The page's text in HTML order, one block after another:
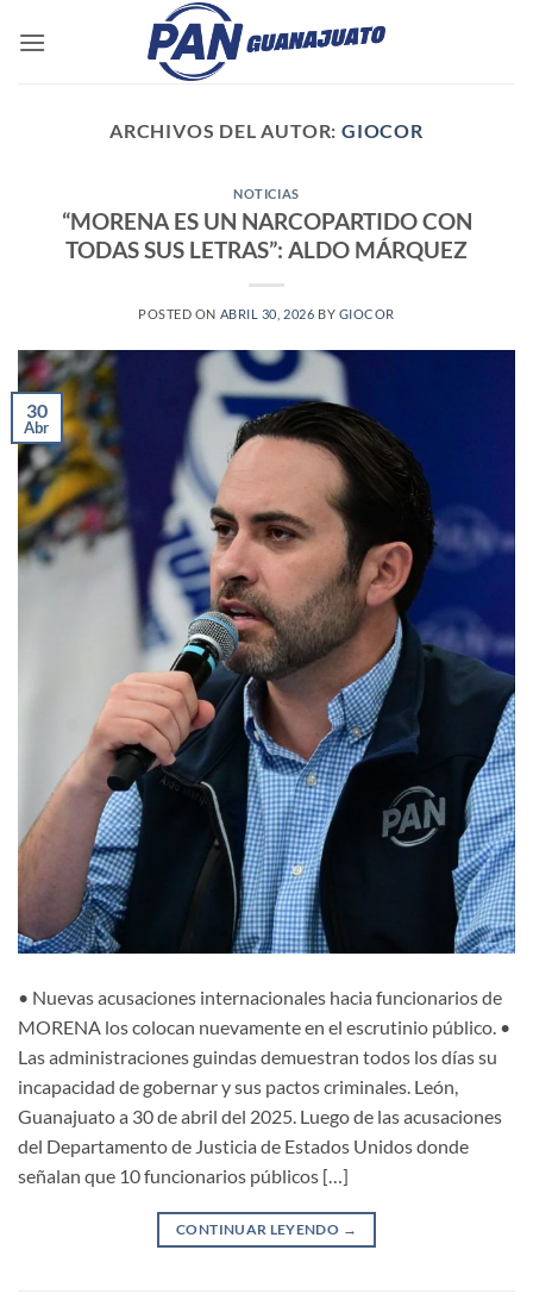
ARCHIVOS DEL AUTOR:GIOCOR
NOTICIAS
“MORENA ES UN NARCOPARTIDO CON
TODAS SUS LETRAS”: ALDO MÁRQUEZ
POSTED ON ABRIL 30, 2026 BY GIOCOR
30
Abr
• Nuevas acusaciones internacionales hacia funcionarios de
MORENA los colocan nuevamente en el escrutinio público. •
Las administraciones guindas demuestran todos los días su
incapacidad de gobernar y sus pactos criminales. León,
Guanajuato a 30 de abril del 2025. Luego de las acusaciones
del Departamento de Justicia de Estados Unidos donde
señalan que 10 funcionarios públicos […]
CONTINUAR LEYENDO →